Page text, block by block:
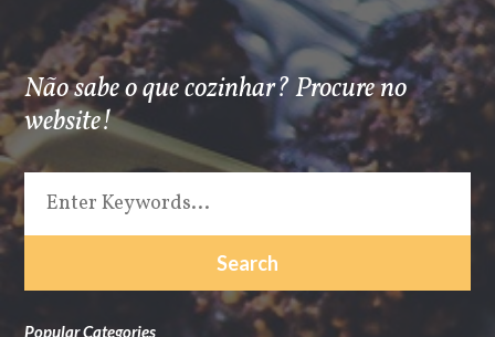
Não sabe o que cozinhar? Procure no
website!
Popular Categories